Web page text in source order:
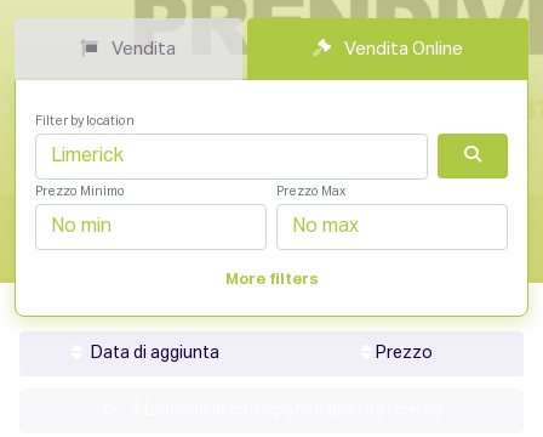
Vendita Vendita Online
Filter by location
Prezzo Minimo Prezzo Max
More filters
Data di aggiunta Prezzo